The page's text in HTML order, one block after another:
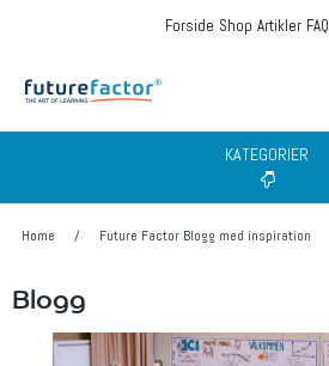
FAQ
Artikler
Shop
Forside
KATEGORIER
Home / Future Factor Blogg med inspiration
Blogg